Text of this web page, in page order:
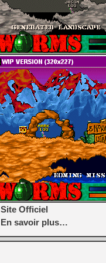
Site Officiel
En savoir plus…